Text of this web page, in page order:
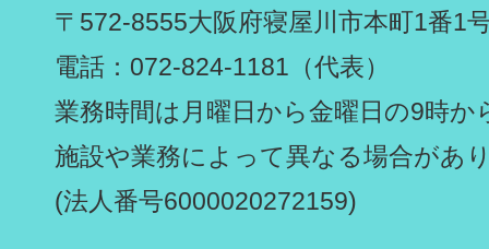
〒572-8555大阪府寝屋川市本町1番1
電話：072-824-1181（代表）
業務時間は月曜日から金曜日の9時か
施設や業務によって異なる場合があ
(法人番号6000020272159)